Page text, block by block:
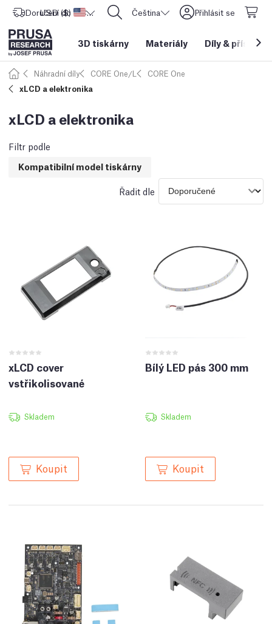
Doručení do Spojené státy americké
USD ($) CORE One L: Nyní skladem! Čeština Přihlásit se
3D tiskárny Materiály Díly &
Náhradní díly CORE One/L
CORE One
xLCD a elektronika
xLCD a elektronika
Filtr podle
Kompatibilní model tiskárny
Řadit dle
xLCD cover
vstřikolisované
Skladem
Koupit
Bílý LED pás 300 mm
Skladem
Koupit